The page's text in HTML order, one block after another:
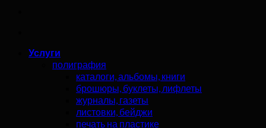
Услуги
полиграфия
каталоги, альбомы, книги
брошюры, буклеты, лифлеты
журналы, газеты
листовки, бейджи
печать на пластике